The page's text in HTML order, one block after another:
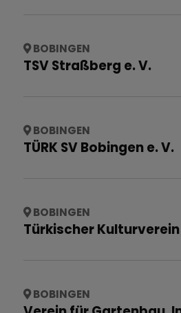
BOBINGEN
TSV Straßberg e. V.
BOBINGEN
TÜRK SV Bobingen e. V.
BOBINGEN
Türkischer Kulturverein
BOBINGEN